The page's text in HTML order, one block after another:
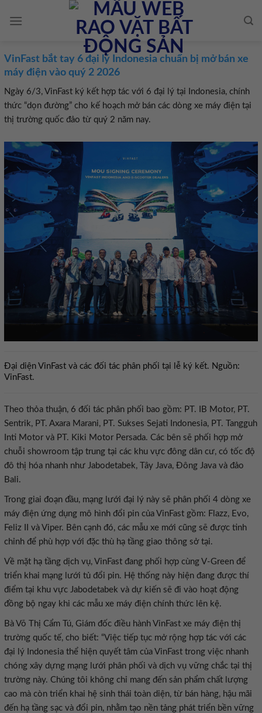
VinFast bắt tay 6 đại lý Indonesia chuẩn bị mở bán xe
máy điện vào quý 2 2026
Ngày 6/3, VinFast ký kết hợp tác với 6 đại lý tại Indonesia, chính
thức “dọn đường” cho kế hoạch mở bán các dòng xe máy điện tại
thị trường quốc đảo từ quý 2 năm nay.
Đại diện VinFast và các đối tác phân phối tại lễ ký kết. Nguồn:
VinFast.
Theo thỏa thuận, 6 đối tác phân phối bao gồm: PT. IB Motor, PT.
Sentrik, PT. Axara Marani, PT. Sukses Sejati Indonesia, PT. Tangguh
Inti Motor và PT. Kiki Motor Persada. Các bên sẽ phối hợp mở
chuỗi showroom tập trung tại các khu vực đông dân cư, có tốc độ
đô thị hóa nhanh như Jabodetabek, Tây Java, Đông Java và đảo
Bali.
Trong giai đoạn đầu, mạng lưới đại lý này sẽ phân phối 4 dòng xe
máy điện ứng dụng mô hình đổi pin của VinFast gồm: Flazz, Evo,
Feliz II và Viper. Bên cạnh đó, các mẫu xe mới cũng sẽ được tinh
chỉnh để phù hợp với đặc thù hạ tầng giao thông sở tại.
Về mặt hạ tầng dịch vụ, VinFast đang phối hợp cùng V-Green để
triển khai mạng lưới tủ đổi pin. Hệ thống này hiện đang được thí
điểm tại khu vực Jabodetabek và dự kiến sẽ đi vào hoạt động
đồng bộ ngay khi các mẫu xe máy điện chính thức lên kệ.
Bà Võ Thị Cẩm Tú, Giám đốc điều hành VinFast xe máy điện thị
trường quốc tế, cho biết: “Việc tiếp tục mở rộng hợp tác với các
đại lý Indonesia thể hiện quyết tâm của VinFast trong việc nhanh
chóng xây dựng mạng lưới phân phối và dịch vụ vững chắc tại thị
trường này. Chúng tôi không chỉ mang đến sản phẩm chất lượng
cao mà còn triển khai hệ sinh thái toàn diện, từ bán hàng, hậu mãi
đến hạ tầng sạc và đổi pin, nhằm tạo nền tảng phát triển bền vững